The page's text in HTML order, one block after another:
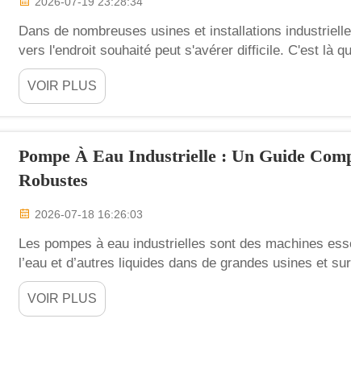
Dans de nombreuses usines et installations
vers l'endroit souhaité peut s'avérer difficile. C'est là
industrielle. Il s'agit d'un type particulier de machine
essayer de boire...
VOIR PLUS
Pompe À Eau Industrielle : Un Guide
Robustes
2026-07-18 16:26:03
Les pompes à eau industrielles sont des machines
l’eau et d’autres liquides dans de grandes usines et
puissantes et conçues pour durer, ce qui les rend
pompes classiques ne conviennent tout simplement
VOIR PLUS